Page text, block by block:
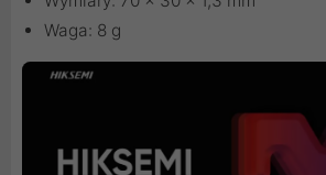
Waga: 8 g